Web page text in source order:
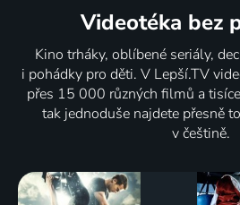
Videotéka bez
Kino trháky, oblíbené seriály,
i pohádky pro děti. V Lepší.TV
přes 15 000 různých filmů a
tak jednoduše najdete přesně
v češtině.